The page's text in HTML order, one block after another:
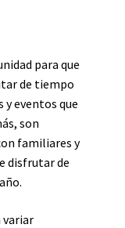
para que
de tiempo
eventos que
son
familiares y
disfrutar de
variar